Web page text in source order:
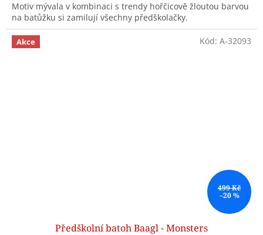
Motiv mývala v kombinaci s trendy hořčicově žloutou barvou
na batůžku si zamilují všechny předškolačky.
Akce
499 Kč
–20 %
Předškolní batoh Baagl - Monsters
Kód: A-32093